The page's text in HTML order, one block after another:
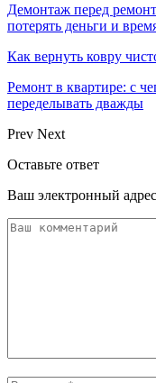
Демонтаж перед
потерять деньги и
Как вернуть ковру
Ремонт в квартире: с
переделывать дважды
Prev Next
Оставьте ответ
Ваш электронный